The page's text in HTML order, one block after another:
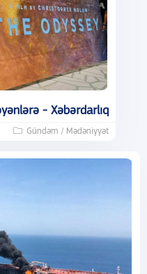
- Xəbərdarlıq
Gündəm / Mədəniyyət